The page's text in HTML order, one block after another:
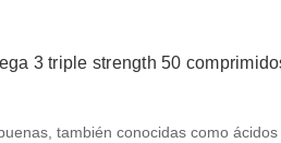
3 triple strength 50
también conocidas como